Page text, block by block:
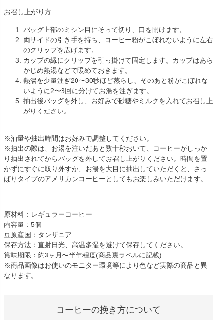
お召し上がり方
バッグ上部のミシン目にそって切り、口を開けます。
両サイドの引き手を持ち、コーヒー粉がこぼれないように左右
のクリップを広げます。
カップの縁にクリップを引っ掛けて固定します。カップはあら
かじめ熱湯などで暖めておきます。
熱湯を少量注ぎ20〜30秒ほど蒸らし、そのあと粉がこぼれな
いように2〜3回に分けてお湯を注ぎます。
抽出後バッグを外し、お好みで砂糖やミルクを入れてお召し上
がりください。
※油量や抽出時間はお好みで調整してください。
※抽出の際は、お湯を注いだあと数十秒おいて、コーヒーがしっか
り抽出されてからバッグを外してお召し上がりください。時間を置
かずにすぐに取り外すか、お湯を大目に抽出していただくと、さっ
ぱりタイプのアメリカンコーヒーとしてもお楽しみいただけます。
原材料：レギュラーコーヒー
内容量：5個
豆原産国：タンザニア
保存方法：直射日光、高温多湿を避けて保存してください。
賞味期限：約3ヶ月〜半年程度(商品裏ラベルに記載)
※商品画像はお使いのモニター環境等により色など実際の商品と異
なります。
コーヒーの挽き方について